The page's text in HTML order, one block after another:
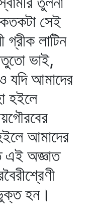
সেই
লাটিন
ভাই,
যদি আমাদের
হইলে
আমাদের
এই অজ্ঞাত
হন।